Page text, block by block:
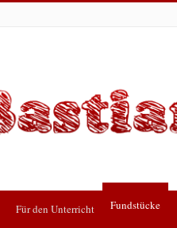
Für den Unterricht Fundstücke